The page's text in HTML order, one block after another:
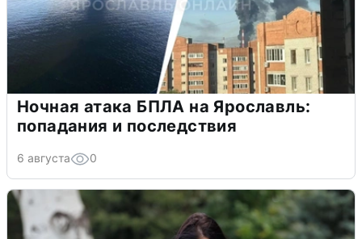
Ночная атака БПЛА на Ярославль:
попадания и последствия
6 августа 0